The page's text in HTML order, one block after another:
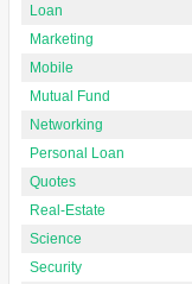
Loan
Marketing
Mobile
Mutual Fund
Networking
Personal Loan
Quotes
Real-Estate
Science
Security